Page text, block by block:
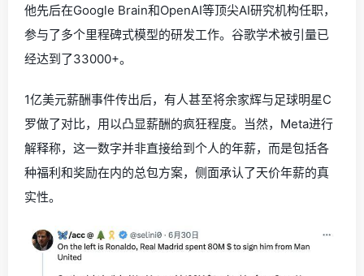
他先后在Google Brain和OpenAI等顶尖AI研究机构任职，
参与了多个里程碑式模型的研发工作。谷歌学术被引量已
经达到了33000+。
1亿美元薪酬事件传出后，有人甚至将余家辉与足球明星C
罗做了对比，用以凸显薪酬的疯狂程度。当然，Meta进行
解释称，这一数字并非直接给到个人的年薪，而是包括各
种福利和奖励在内的总包方案，侧面承认了天价年薪的真
实性。